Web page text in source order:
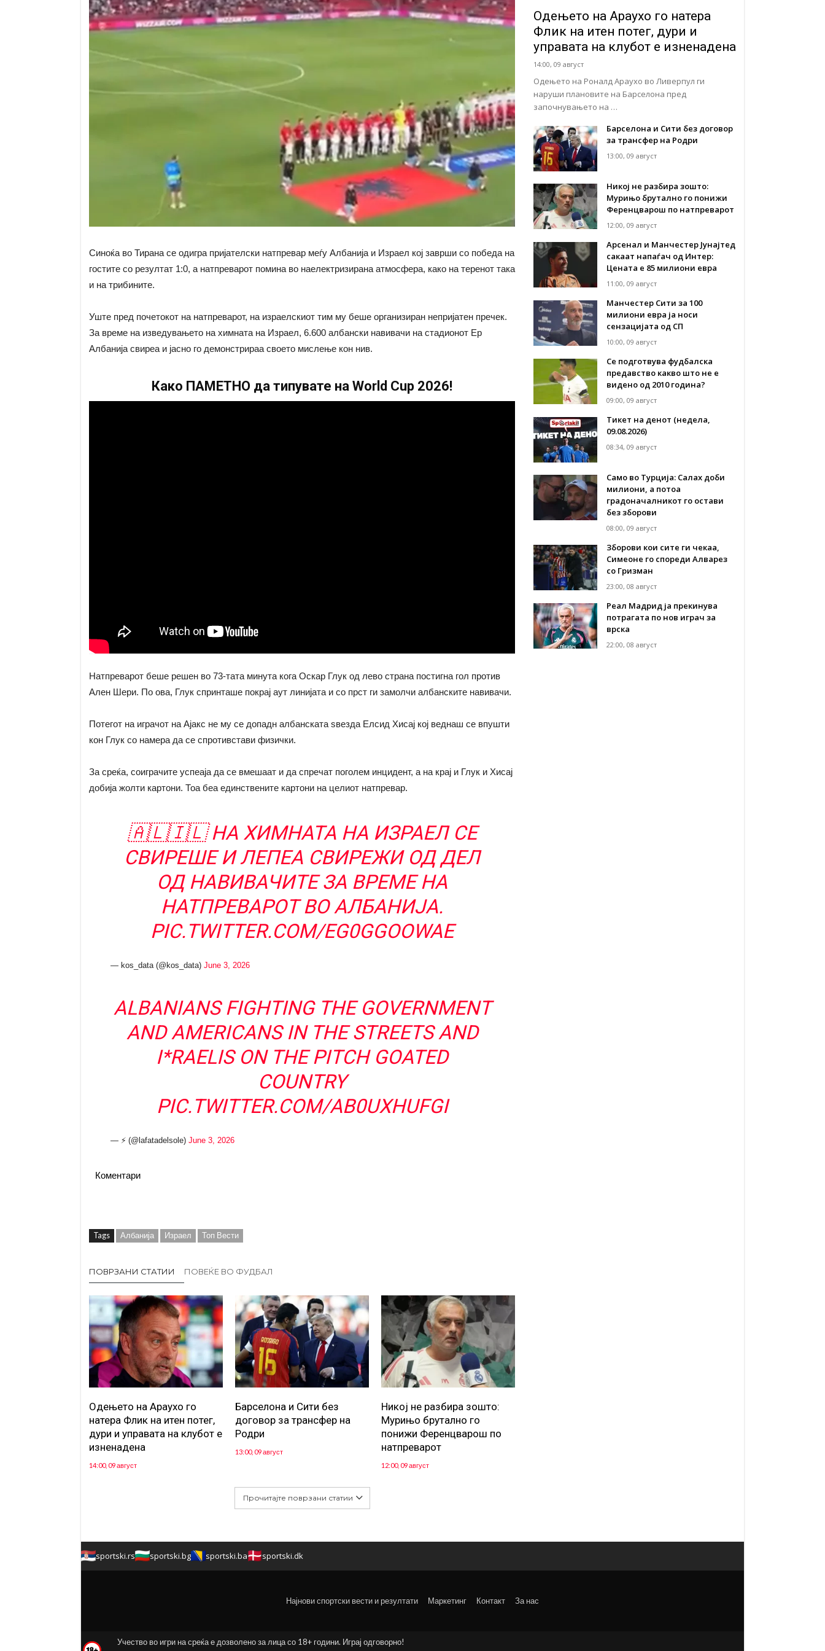
Синоќа во Тирана се одигра пријателски натпревар меѓу Албанија и Израел кој заврши со победа на
гостите со резултат 1:0, а натпреварот помина во наелектризирана атмосфера, како на теренот така
и на трибините.
Уште пред почетокот на натпреварот, на израелскиот тим му беше организиран непријатен пречек.
За време на изведувањето на химната на Израел, 6.600 албански навивачи на стадионот Ер
Албанија свиреа и јасно го демонстрираа своето мислење кон нив.
Како ПАМЕТНО да типувате на World Cup 2026!
Натпреварот беше решен во 73-тата минута кога Оскар Глук од лево страна постигна гол против
Ален Шери. По ова, Глук спринташе покрај аут линијата и со прст ги замолчи албанските навивачи.
Потегот на играчот на Ајакс не му се допадн албанската ѕвезда Елсид Хисај кој веднаш се впушти
кон Глук со намера да се спротивстави физички.
За среќа, соиграчите успеаја да се вмешаат и да спречат поголем инцидент, а на крај и Глук и Хисај
добија жолти картони. Тоа беа единствените картони на целиот натпревар.
🇦🇱🇮🇱 НА ХИМНАТА НА ИЗРАЕЛ СЕ
СВИРЕШЕ И ЛЕПЕА СВИРЕЖИ ОД ДЕЛ
ОД НАВИВАЧИТЕ ЗА ВРЕМЕ НА
НАТПРЕВАРОТ ВО АЛБАНИЈА.
PIC.TWITTER.COM/EG0GGOOWAE
— kos_data (@kos_data) June 3, 2026
ALBANIANS FIGHTING THE GOVERNMENT
AND AMERICANS IN THE STREETS AND
I*RAELIS ON THE PITCH GOATED
COUNTRY
PIC.TWITTER.COM/AB0UXHUFGI
— ⚡️ (@lafatadelsole) June 3, 2026
Коментари
Tags Албанија Израел Топ Вести
ПОВРЗАНИ СТАТИИ ПОВЕЌЕ ВО ФУДБАЛ
Одењето на Араухо го
натера Флик на итен потег,
дури и управата на клубот е
изненадена
14:00, 09 август
Барселона и Сити без
договор за трансфер на
Родри
13:00, 09 август
Никој не разбира зошто:
Мурињо брутално го
понижи Ференцварош по
натпреварот
12:00, 09 август
Прочитајте поврзани статии
Одењето на Араухо го натера
Флик на итен потег, дури и
управата на клубот е изненадена
14:00, 09 август
Одењето на Роналд Араухо во Ливерпул ги
наруши плановите на Барселона пред
започнувањето на …
Барселона и Сити без договор
за трансфер на Родри
13:00, 09 август
Никој не разбира зошто:
Мурињо брутално го понижи
Ференцварош по натпреварот
12:00, 09 август
Арсенал и Манчестер Јунајтед
сакаат напаѓач од Интер:
Цената е 85 милиони евра
11:00, 09 август
Манчестер Сити за 100
милиони евра ја носи
сензацијата од СП
10:00, 09 август
Се подготвува фудбалска
предавство какво што не е
видено од 2010 година?
09:00, 09 август
Тикет на денот (недела,
09.08.2026)
08:34, 09 август
Само во Турција: Салах доби
милиони, а потоа
градоначалникот го остави
без зборови
08:00, 09 август
Зборови кои сите ги чекаа,
Симеоне го спореди Алварез
со Гризман
23:00, 08 август
Реал Мадрид ја прекинува
потрагата по нов играч за
врска
22:00, 08 август
sportski.rs sportski.bg sportski.ba sportski.dk
Најнови спортски вести и резултати Маркетинг Контакт За нас
Учество во игри на среќа е дозволено за лица со 18+ години. Играј одговорно!